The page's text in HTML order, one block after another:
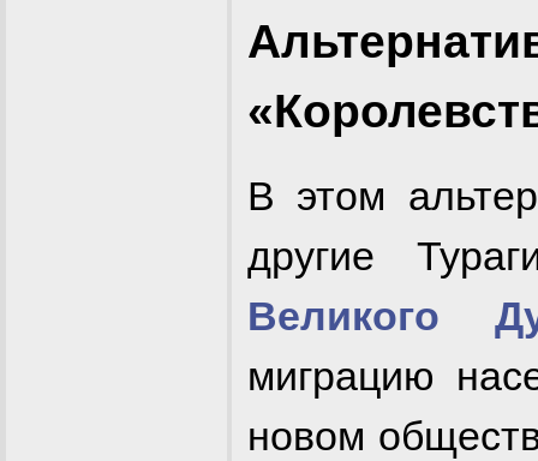
В этом
другие
Великого
миграцию
новом